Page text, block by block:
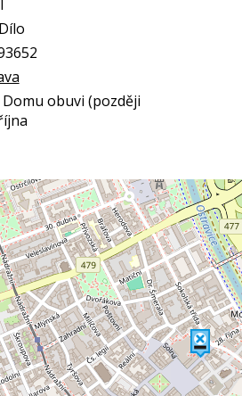
obuvi (později